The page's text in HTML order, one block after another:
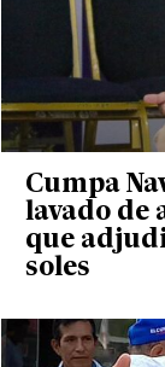
Cumpa
lavado de
que
soles